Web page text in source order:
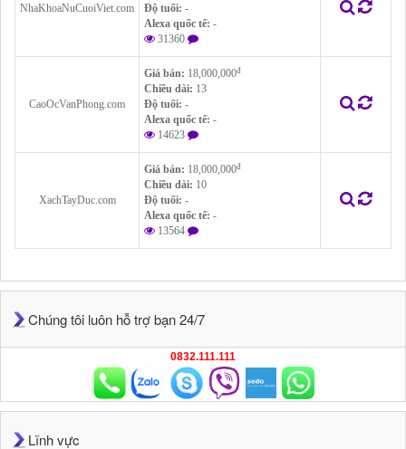
NhaKhoaNuCuoiViet.com
Độ tuổi: -
Alexa quốc tế: -
31360
CaoOcVanPhong.com
Giá bán: 18,000,000đ
Chiều dài: 13
Độ tuổi: -
Alexa quốc tế: -
14623
XachTayDuc.com
Giá bán: 18,000,000đ
Chiều dài: 10
Độ tuổi: -
Alexa quốc tế: -
13564
Chúng tôi luôn hỗ trợ bạn 24/7
0832.111.111
Lĩnh vực